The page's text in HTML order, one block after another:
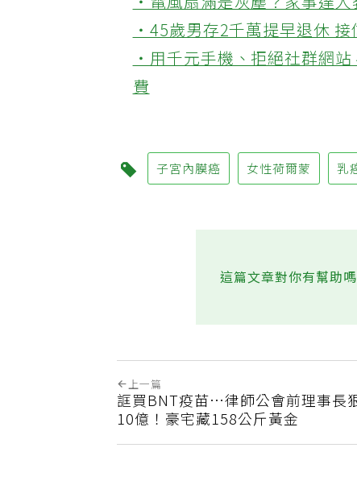
‧電風扇滿是灰塵？家事達
‧45歲男存2千萬提早退休 接
‧用千元手機、拒絕社群網
費
子宮內膜癌 女性荷爾蒙 乳
上一篇
誆買BNT疫苗…律師公會前理事長
10億！豪宅藏158公斤黃金